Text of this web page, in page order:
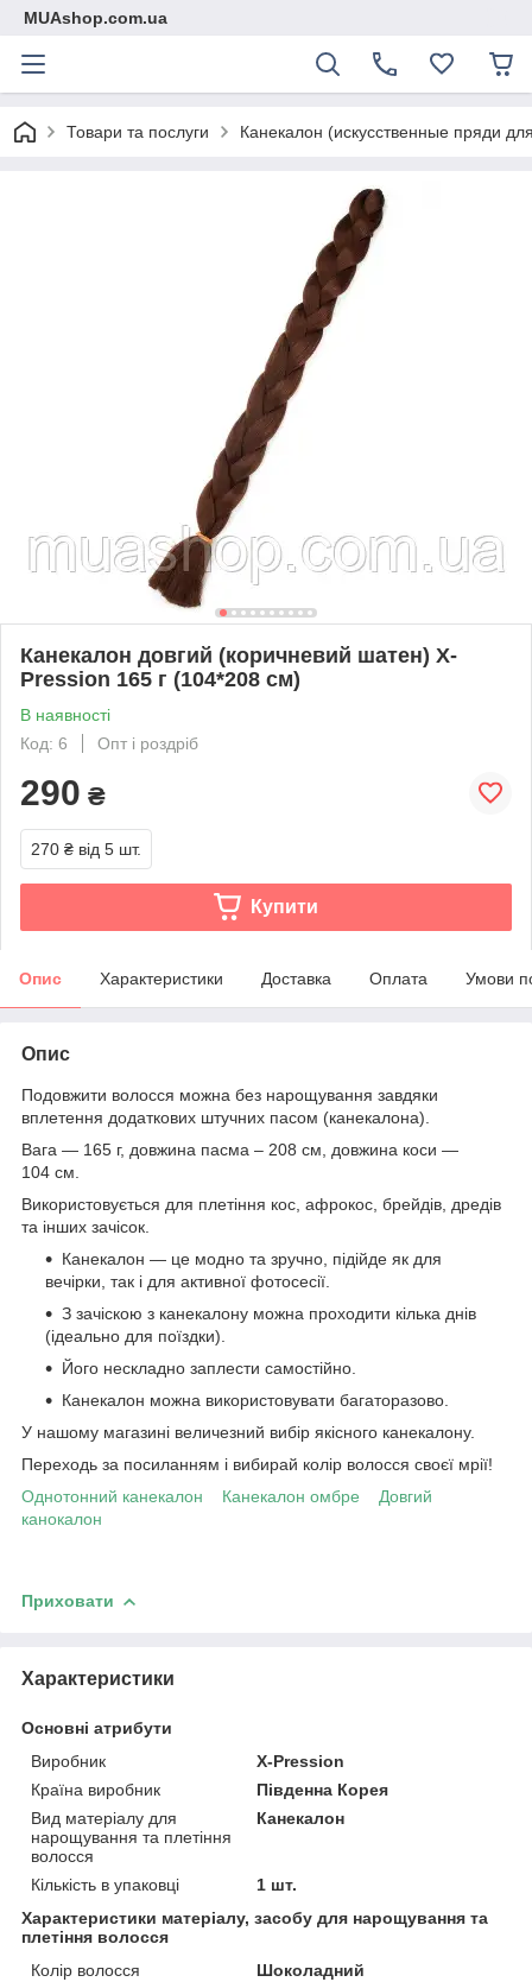
MUAshop.com.ua
Товари та послуги Канекалон (искусственные пряди
Канекалон довгий (коричневий шатен) X-
Pression 165 г (104*208 см)
В наявності
Код: 6
Опт і роздріб
290 ₴
270 ₴ від 5 шт.
Купити
Опис Характеристики Доставка Оплата Умови
Опис
Подовжити волосся можна без нарощування завдяки
вплетення додаткових штучних пасом (канекалона).
Вага — 165 г, довжина пасма – 208 см, довжина коси —
104 см.
Використовується для плетіння кос, афрокос, брейдів, дредів
та інших зачісок.
Канекалон — це модно та зручно, підійде як для
вечірки, так і для активної фотосесії.
З зачіскою з канекалону можна проходити кілька днів
(ідеально для поїздки).
Його нескладно заплести самостійно.
Канекалон можна використовувати багаторазово.
У нашому магазині величезний вибір якісного канекалону.
Переходь за посиланням і вибирай колір волосся своєї мрії!
Однотонний канекалон
Канекалон омбре
Довгий
канокалон
Приховати
Характеристики
Основні атрибути
Виробник
X-Pressіon
Країна виробник
Південна Корея
Вид матеріалу для
нарощування та плетіння
волосся
Канекалон
Кількість в упаковці
1 шт.
Характеристики матеріалу, засобу для нарощування та
плетіння волосся
Колір волосся
Шоколадний